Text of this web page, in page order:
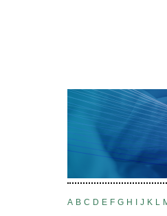
CAPA SOBRE
NOTÍCIAS
PORTAL
Pesquisa >
Índice de
A B C D E F G H J K L